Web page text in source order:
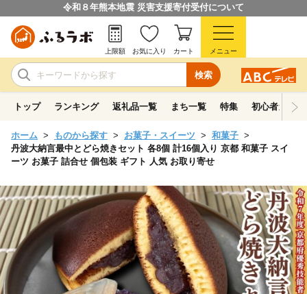
令和８年熊本地震 災害支援寄付受付について
検索
上限額 お気に入り カート メニュー
トップ ランキング 返礼品一覧 まち一覧 特集 初心者ガイド
ホーム ものから探す お菓子・スイーツ
和菓子
丹波大納言最中とどら焼きセット 各8個 計16個入り 京都 和菓子 スイ
ーツ お菓子 詰合せ 個包装 ギフト 人気 お取り寄せ